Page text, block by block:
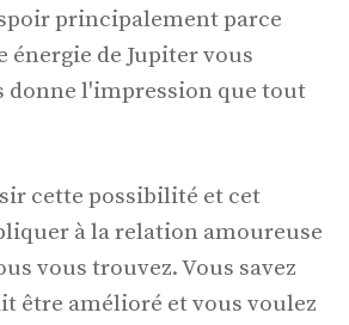
principalement parce
énergie de Jupiter vous
donne l'impression que tout
cette possibilité et cet
à la relation amoureuse
vous trouvez. Vous savez
être amélioré et vous voulez